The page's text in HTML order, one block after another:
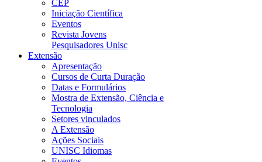
CEP
Iniciação Científica
Eventos
Revista Jovens
Pesquisadores Unisc
Extensão
Apresentação
Cursos de Curta Duração
Datas e Formulários
Mostra de Extensão, Ciência e
Tecnologia
Setores vinculados
A Extensão
Ações Sociais
UNISC Idiomas